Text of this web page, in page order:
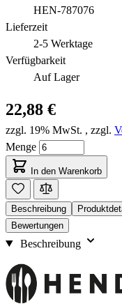
HEN-787076
Lieferzeit
2-5 Werktage
Verfügbarkeit
Auf Lager
22,88 €
zzgl. 19% MwSt. , zzgl.
Menge
In den Warenkorb
Beschreibung
Bewertungen
Beschreibung